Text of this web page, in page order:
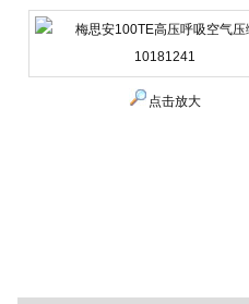
点击放大